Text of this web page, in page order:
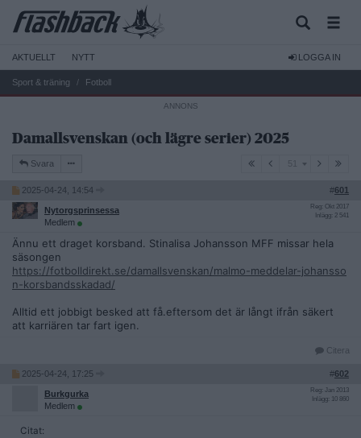
AKTUELLT NYTT LOGGA IN
Sport & träning Fotboll
Damallsvenskan (och lägre serier) 2025
Svara 51
2025-04-24, 14:54 #601
Nytorgsprinsessa
Medlem
Reg: Okt 2017
Inlägg: 2 541
Ännu ett draget korsband. Stinalisa Johansson MFF missar hela
säsongen
https://fotbolldirekt.se/damallsvenskan/malmo-meddelar-johansso
n-korsbandsskadad/
Alltid ett jobbigt besked att få.eftersom det är långt ifrån säkert
att karriären tar fart igen.
Citera
2025-04-24, 17:25 #602
Burkgurka
Medlem
Reg: Jan 2013
Inlägg: 10 860
Citat: